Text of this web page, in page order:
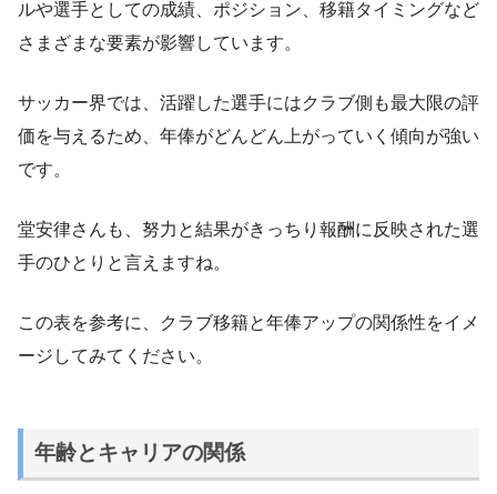
ルや選手としての成績、ポジション、移籍タイミングなど
さまざまな要素が影響しています。
サッカー界では、活躍した選手にはクラブ側も最大限の評
価を与えるため、年俸がどんどん上がっていく傾向が強い
です。
堂安律さんも、努力と結果がきっちり報酬に反映された選
手のひとりと言えますね。
この表を参考に、クラブ移籍と年俸アップの関係性をイメ
ージしてみてください。
年齢とキャリアの関係